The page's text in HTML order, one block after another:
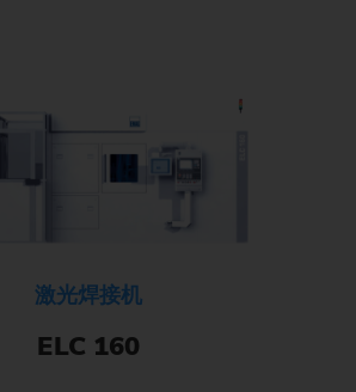
激光焊接机
ELC 160